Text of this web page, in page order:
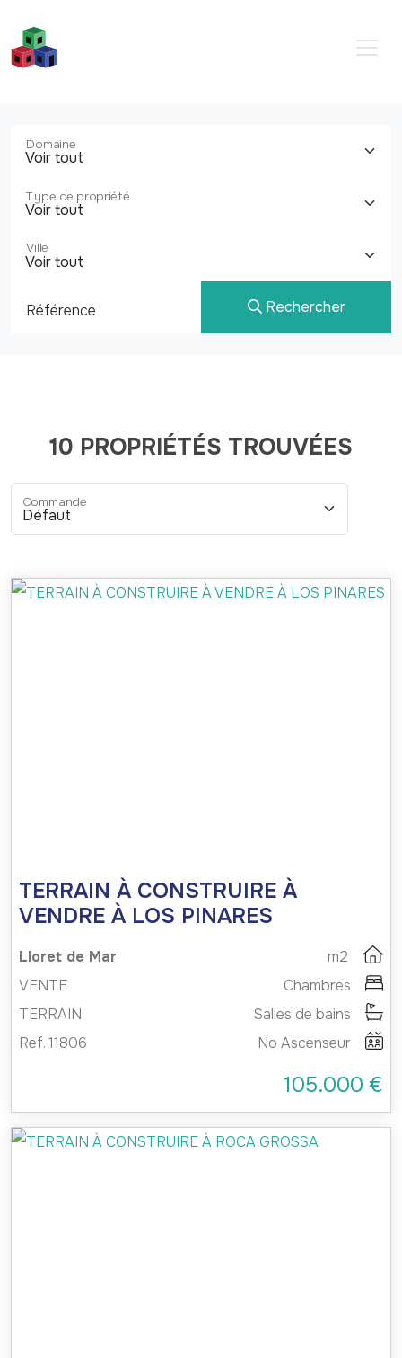
Domaine
Type de propriété
Ville
Référence Rechercher
10 PROPRIÉTÉS TROUVÉES
Commande
TERRAIN À CONSTRUIRE À
VENDRE À LOS PINARES
Lloret de Mar
VENTE
TERRAIN
Ref. 11806
m2
Chambres
Salles de bains
No Ascenseur
105.000 €